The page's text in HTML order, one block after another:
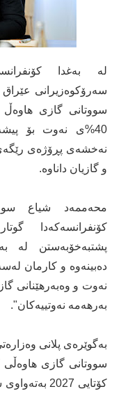
لە بەغدا
سووتانى گازى هاوەڵ
40%ى نەوت بۆ
نەخشەى پڕۆژەى
و گازیان داناوە.
محەممەد شیاع
کۆنفرانسەکەدا
پشتبەخۆبەستن لە
دەبینەوە و کارمان
نەوت و وەبەرهێنانى
بەرهەمە نەوتییەکان".
بەگوێرەى پلانى
کۆتایی 2027